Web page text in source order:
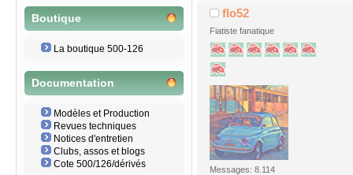
Boutique
La boutique 500-126
Documentation
Modèles et Production
Revues techniques
Notices d'entretien
Clubs, assos et blogs
Cote 500/126/dérivés
flo52
Fiatiste fanatique
Messages: 8.114